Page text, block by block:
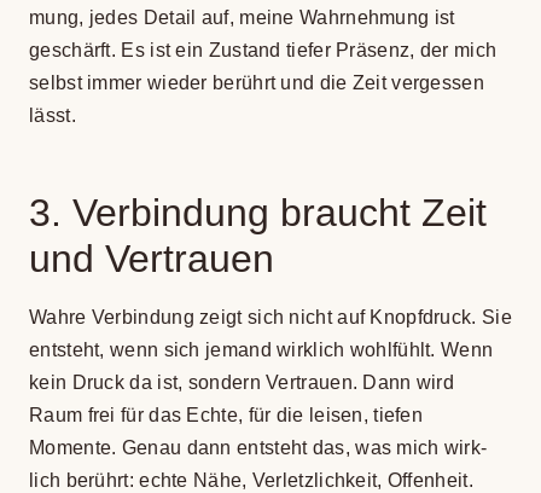
mung, jedes Detail auf, meine Wahr­neh­mung ist
geschärft. Es ist ein Zustand tie­fer Prä­senz, der mich
selbst immer wie­der berührt und die Zeit ver­ges­sen
lässt.
3. Ver­bin­dung braucht Zeit
und Ver­trauen
Wahre Ver­bin­dung zeigt sich nicht auf Knopf­druck. Sie
ent­steht, wenn sich jemand wirk­lich wohl­fühlt. Wenn
kein Druck da ist, son­dern Ver­trauen. Dann wird
Raum frei für das Echte, für die lei­sen, tie­fen
Momente. Genau dann ent­steht das, was mich wirk­
lich berührt: echte Nähe, Ver­letz­lich­keit, Offen­heit.